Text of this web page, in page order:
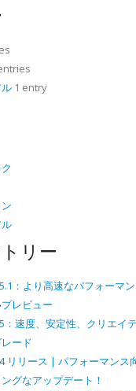
1 entry
リー
：より高速なパフォーマ
レビュー
速度、安定性、クリエイ
ード
リリース | パフォーマンス
グなアップデート！